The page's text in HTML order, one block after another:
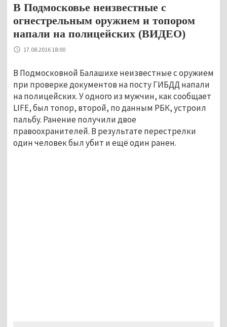
В Подмосковье неизвестные с
огнестрельным оружием и топором
напали на полицейских (ВИДЕО)
17.08.2016 18:00
В Подмосковной Балашихе неизвестные с оружием
при проверке документов на посту ГИБДД напали
на полицейских. У одного из мужчин, как сообщает
LIFE, был топор, второй, по данным РБК, устроил
пальбу. Ранение получили двое
правоохранителей. В результате перестрелки
один человек был убит и ещё один ранен.